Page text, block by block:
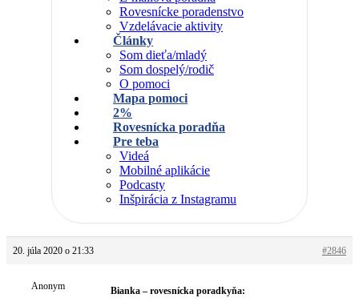
Rovesnícke poradenstvo
Vzdelávacie aktivity
Články
Som dieťa/mladý
Som dospelý/rodič
O pomoci
Mapa pomoci
2%
Rovesnícka poradňa
Pre teba
Videá
Mobilné aplikácie
Podcasty
Inšpirácia z Instagramu
20. júla 2020 o 21:33 #2846
Anonym Bianka – rovesnícka poradkyňa: